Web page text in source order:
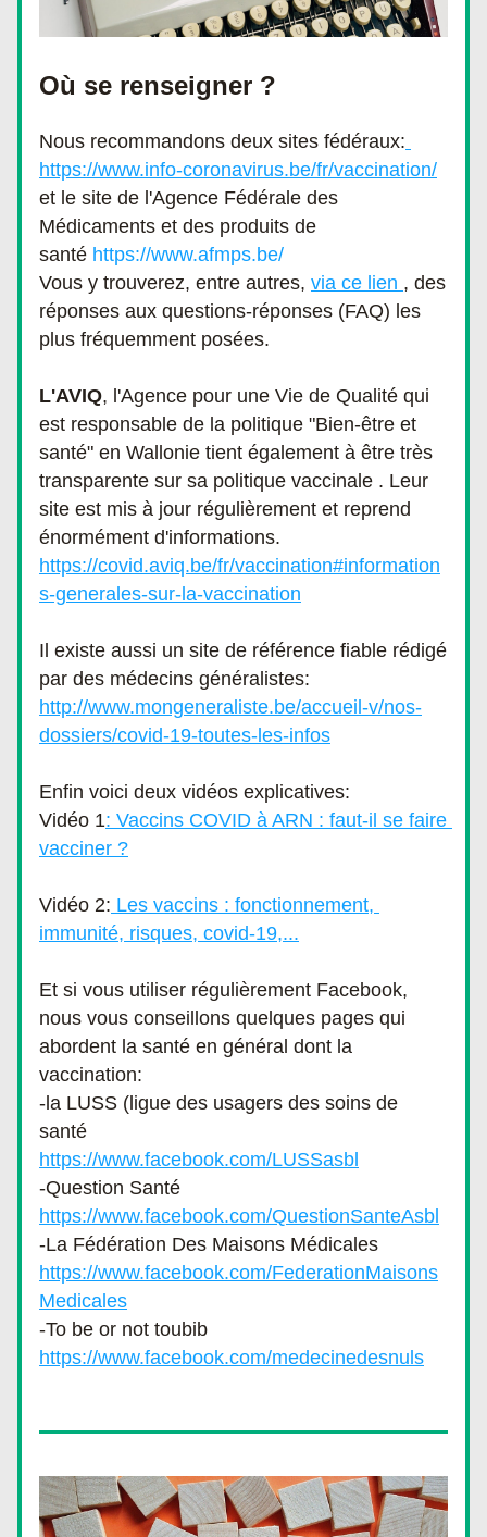
Où se renseigner ?
Nous recommandons deux sites fédéraux:
https://www.info-coronavirus.be/fr/vaccination/
et le site de l'Agence Fédérale des
Médicaments et des produits de
santé https://www.afmps.be/
Vous y trouverez, entre autres, via ce lien , des
réponses aux questions-réponses (FAQ) les
plus fréquemment posées.
L'AVIQ, l'Agence pour une Vie de Qualité qui
est responsable de la politique "Bien-être et
santé" en Wallonie tient également à être très
transparente sur sa politique vaccinale . Leur
site est mis à jour régulièrement et reprend
énormément d'informations.
https://covid.aviq.be/fr/vaccination#information
s-generales-sur-la-vaccination
Il existe aussi un site de référence fiable rédigé
par des médecins généralistes:
http://www.mongeneraliste.be/accueil-v/nos-
dossiers/covid-19-toutes-les-infos
Enfin voici deux vidéos explicatives:
Vidéo 1: Vaccins COVID à ARN : faut-il se faire
vacciner ?
Vidéo 2: Les vaccins : fonctionnement,
immunité, risques, covid-19,...
Et si vous utiliser régulièrement Facebook,
nous vous conseillons quelques pages qui
abordent la santé en général dont la
vaccination:
-la LUSS (ligue des usagers des soins de
santé
https://www.facebook.com/LUSSasbl
-Question Santé
https://www.facebook.com/QuestionSanteAsbl
-La Fédération Des Maisons Médicales
https://www.facebook.com/FederationMaisons
Medicales
-To be or not toubib
https://www.facebook.com/medecinedesnuls